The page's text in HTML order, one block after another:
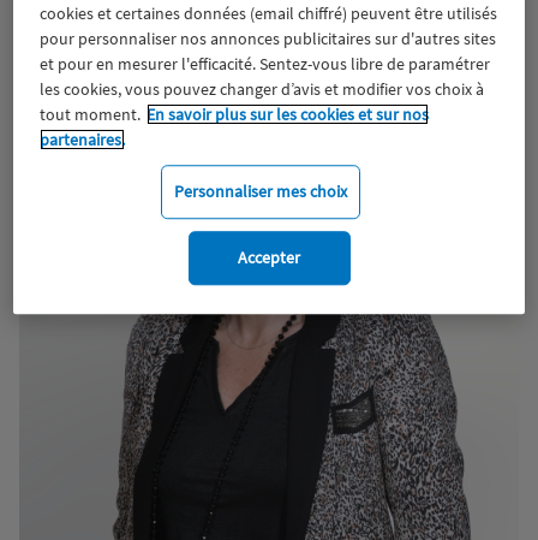
cookies et certaines données (email chiffré) peuvent être utilisés
pour personnaliser nos annonces publicitaires sur d'autres sites
et pour en mesurer l'efficacité. Sentez-vous libre de paramétrer
les cookies, vous pouvez changer d’avis et modifier vos choix à
tout moment. En savoir plus sur les cookies et sur nos
partenaires.
Personnaliser mes choix
Accepter